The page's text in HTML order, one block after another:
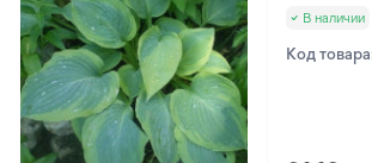
В наличии
Код